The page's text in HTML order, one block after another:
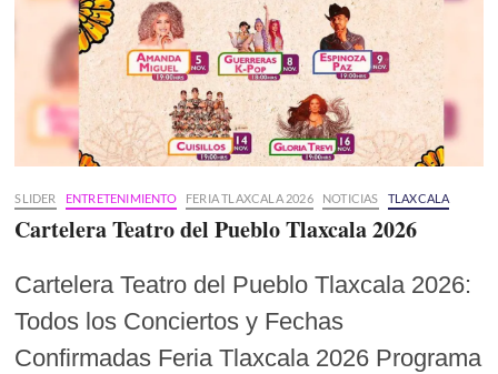
SLIDER ENTRETENIMIENTO FERIA TLAXCALA 2026 NOTICIAS TLAXCALA
Cartelera Teatro del Pueblo Tlaxcala 2026
Cartelera Teatro del Pueblo Tlaxcala 2026:
Todos los Conciertos y Fechas
Confirmadas Feria Tlaxcala 2026 Programa